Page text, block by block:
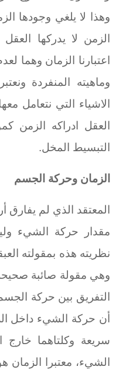
وهذا لا يلغي وجودها
الزمن لا يدركها
اعتبارنا الزمان وهما
وماهيته المنفردة
الاشياء التي نتعامل
العقل ادراكه الزمن
التبسيط المخل.
الزمان وحركة الجسم
المعتقد الذي لم
مقدار حركة الشيء
وهي مقولة صائبة
التفريق بين حركة
أن حركة الشيء داخل
سريعة وكلتاهما
الشيء، معتبرا الزمان